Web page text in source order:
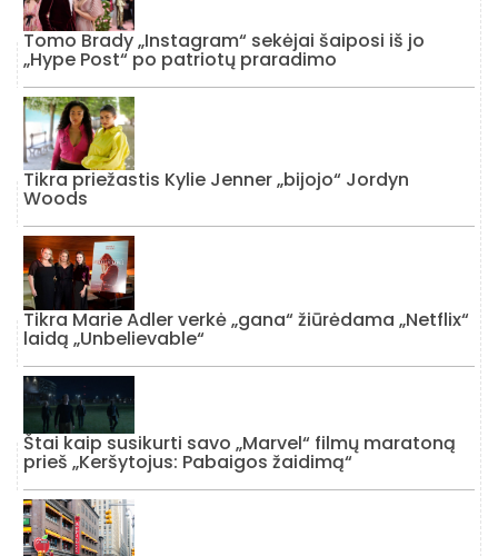
Tomo Brady „Instagram“ sekėjai šaiposi iš jo
„Hype Post“ po patriotų praradimo
Tikra priežastis Kylie Jenner „bijojo“ Jordyn
Woods
Tikra Marie Adler verkė „gana“ žiūrėdama „Netflix“
laidą „Unbelievable“
Štai kaip susikurti savo „Marvel“ filmų maratoną
prieš „Keršytojus: Pabaigos žaidimą“